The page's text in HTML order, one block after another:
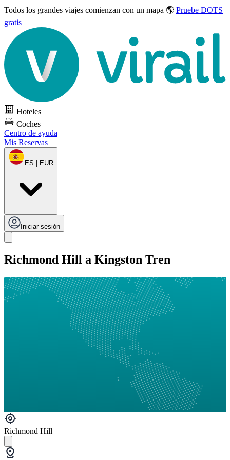
Todos los grandes viajes comienzan con un mapa 🌎 Pruebe DOTS
gratis
Hoteles
Coches
Centro de ayuda
Mis Reservas
ES | EUR
Iniciar sesión
Richmond Hill a Kingston Tren
Richmond Hill